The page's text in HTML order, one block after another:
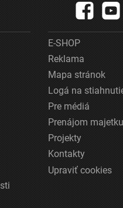
E-SHOP
Reklama
Mapa stránok
Logá na
Pre médiá
Prenájom majetku
Projekty
Kontakty
Upraviť cookies